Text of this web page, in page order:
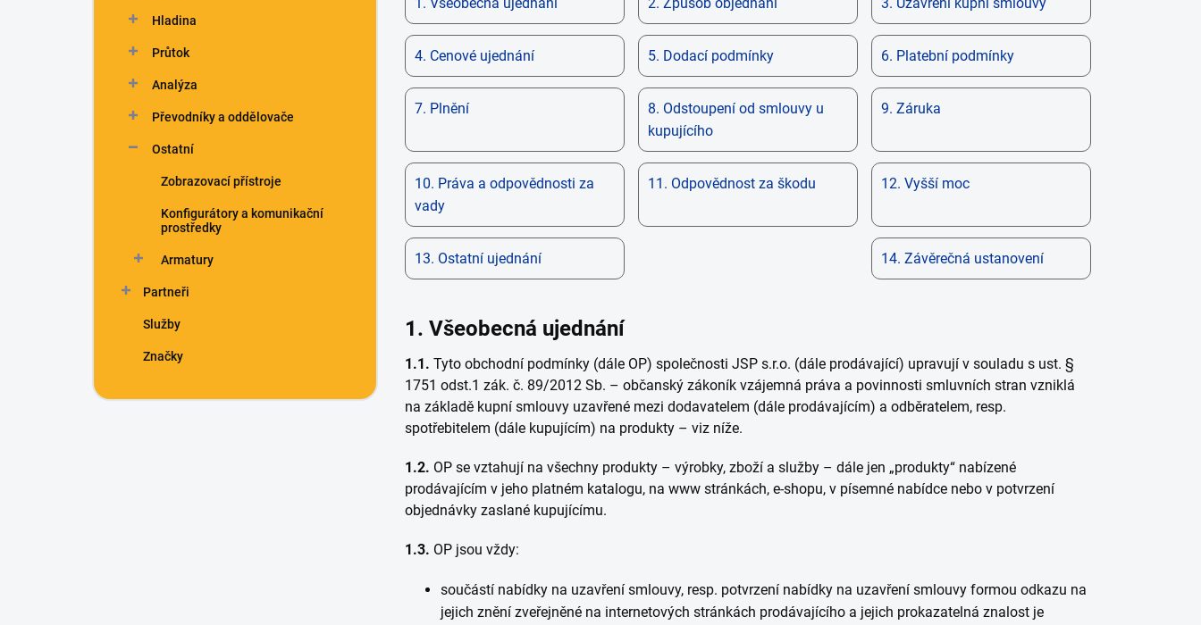
Hladina
Průtok
Analýza
Převodníky a oddělovače
Ostatní
Zobrazovací přístroje
Konfigurátory a komunikační
prostředky
Armatury
Partneři
Služby
Značky
4. Cenové ujednání 5. Dodací podmínky 6. Platební podmínky
7. Plnění
8. Odstoupení od smlouvy u
kupujícího
9. Záruka
10. Práva a odpovědnosti za
vady
11. Odpovědnost za škodu 12. Vyšší moc
13. Ostatní ujednání 14. Závěrečná ustanovení
1. Všeobecná ujednání
1.1. Tyto obchodní podmínky (dále OP) společnosti JSP s.r.o. (dále prodávající) upravují v souladu s ust. §
1751 odst.1 zák. č. 89/2012 Sb. – občanský zákoník vzájemná práva a povinnosti smluvních stran vzniklá
na základě kupní smlouvy uzavřené mezi dodavatelem (dále prodávajícím) a odběratelem, resp.
spotřebitelem (dále kupujícím) na produkty – viz níže.
1.2. OP se vztahují na všechny produkty – výrobky, zboží a služby – dále jen „produkty“ nabízené
prodávajícím v jeho platném katalogu, na www stránkách, e-shopu, v písemné nabídce nebo v potvrzení
objednávky zaslané kupujícímu.
1.3. OP jsou vždy:
součástí nabídky na uzavření smlouvy, resp. potvrzení nabídky na uzavření smlouvy formou odkazu na
jejich znění zveřejněné na internetových stránkách prodávajícího a jejich prokazatelná znalost je